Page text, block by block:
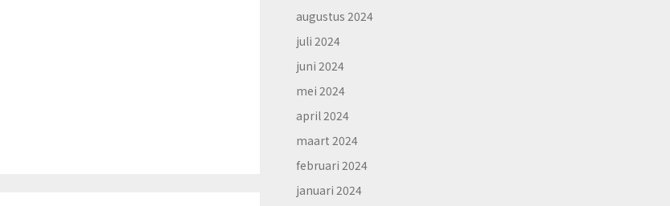
augustus 2024
juli 2024
juni 2024
mei 2024
april 2024
maart 2024
februari 2024
januari 2024